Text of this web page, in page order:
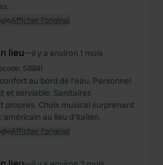
Afficher l'original
lieu—il y a environ 1 mois
58841
au bord de l'eau. Personnel
et serviable. Sanitaires
propres. Choix musical surprenant
américain au lieu d'italien.
Afficher l'original